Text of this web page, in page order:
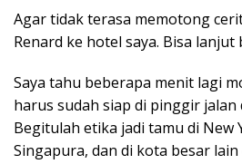
Agar tidak terasa memotong
Renard ke hotel saya. Bisa
Saya tahu beberapa menit lagi
harus sudah siap di pinggir jalan
Begitulah etika jadi tamu di New
Singapura, dan di kota besar lain